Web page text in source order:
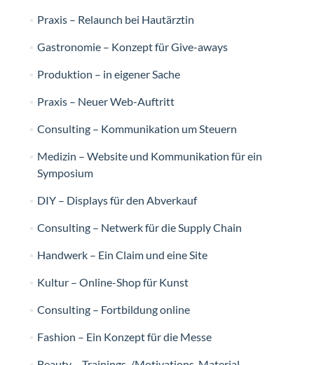
Praxis – Relaunch bei Hautärztin
Gastronomie – Konzept für Give-aways
Produktion – in eigener Sache
Praxis – Neuer Web-Auftritt
Consulting – Kommunikation um Steuern
Medizin – Website und Kommunikation für ein
Symposium
DIY – Displays für den Abverkauf
Consulting – Netwerk für die Supply Chain
Handwerk – Ein Claim und eine Site
Kultur – Online-Shop für Kunst
Consulting – Fortbildung online
Fashion – Ein Konzept für die Messe